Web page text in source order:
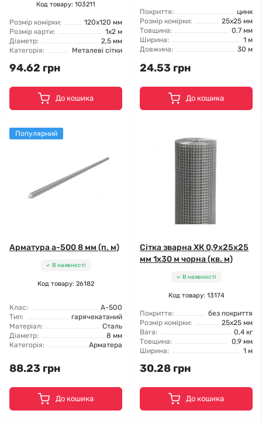
Код товару: 103211
Розмір комірки:
120x120 мм
Розмір карти:
1x2 м
Діаметр:
2,5 мм
Категорія:
Металеві сітки
94.62 грн
До кошика
Покриття:
цинк
Розмір комірки:
25x25 мм
Товщина:
0,7 мм
Ширина:
1 м
Довжина:
30 м
24.53 грн
До кошика
Популярний
Арматура а-500 8 мм (п. м)
В наявності
Код товару: 26182
Клас:
А-500
Тип:
гарячекатаний
Матеріал:
Сталь
Діаметр:
8 мм
Категорія:
Арматера
88.23 грн
До кошика
Сітка зварна ХК 0,9x25x25
мм 1x30 м чорна (кв. м)
В наявності
Код товару: 13174
Покриття:
без покриття
Розмір комірки:
25x25 мм
Вага:
0,4 кг
Товщина:
0,9 мм
Ширина:
1 м
30.28 грн
До кошика